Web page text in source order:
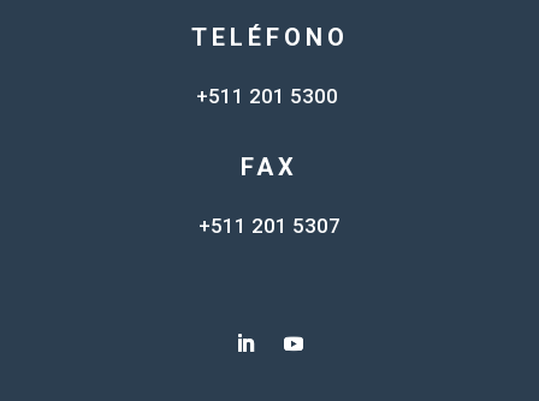
TELÉFONO
+511 201 5300
FAX
+511 201 5307